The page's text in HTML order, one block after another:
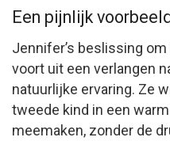
Een pijnlijk
Jennifer’s beslissing
voort uit een verlangen
natuurlijke ervaring. Ze
tweede kind in een
meemaken, zonder de